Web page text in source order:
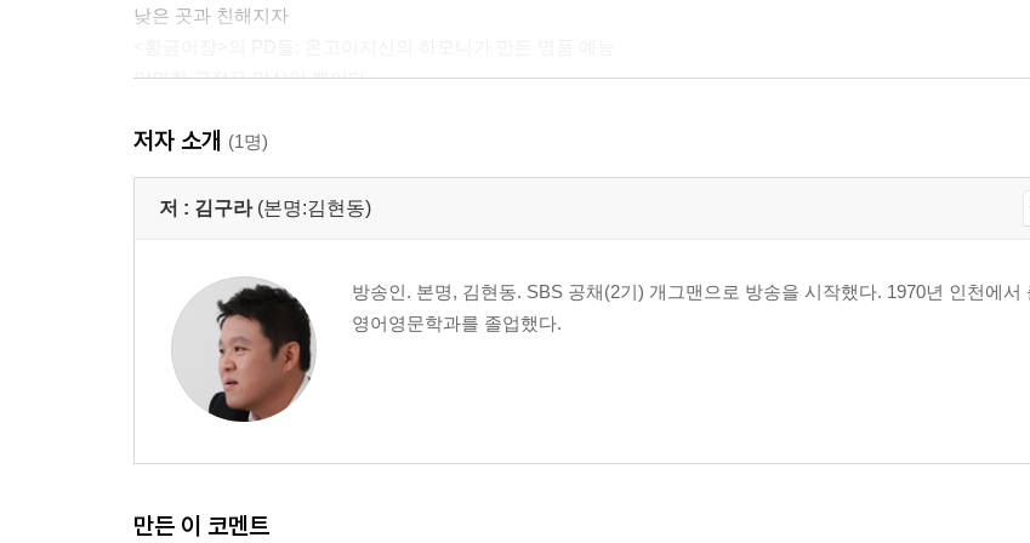
낮은 곳과 친해지자
막연한 긍정은 망상일 뿐이다
오뉴월에 내리는 서리를 조심하라
나는 50대에 뜨고 싶다
문희준: 세상을 용서한 사나이
끼 있는 그들이 살아가는 방법
이봉원: 아직도 꿈을 잃지 않은 개그계의 피터 팬
먼저 화내는 놈이 지는 거다
어설프게 엮으려다가는 내가 엮인다
비즈니스 마인드에 예외는 없다
화성에서 온 MC, 금성에서 온 연기자
저자 소개 (1명)
저 : 김구라 (본명:김현동)
방송인. 본명, 김현동. SBS 공채(2기) 개그맨으로 방송을 시작했다. 1970년 인천에서
영어영문학과를 졸업했다.
만든 이 코멘트